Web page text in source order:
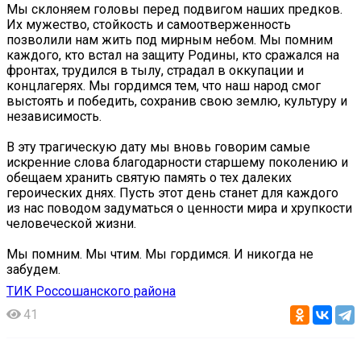
Мы склоняем головы перед подвигом наших предков.
Их мужество, стойкость и самоотверженность
позволили нам жить под мирным небом. Мы помним
каждого, кто встал на защиту Родины, кто сражался на
фронтах, трудился в тылу, страдал в оккупации и
концлагерях. Мы гордимся тем, что наш народ смог
выстоять и победить, сохранив свою землю, культуру и
независимость.
В эту трагическую дату мы вновь говорим самые
искренние слова благодарности старшему поколению и
обещаем хранить святую память о тех далеких
героических днях. Пусть этот день станет для каждого
из нас поводом задуматься о ценности мира и хрупкости
человеческой жизни.
Мы помним. Мы чтим. Мы гордимся. И никогда не
забудем.
ТИК Россошанского района
41